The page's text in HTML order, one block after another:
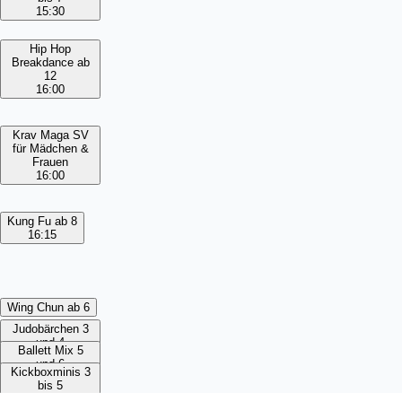
15:30
Hip Hop
Breakdance ab
12
16:00
Krav Maga SV
für Mädchen &
Frauen
16:00
Kung Fu ab 8
16:15
Wing Chun ab 6
Judobärchen 3
und 4
Ballett Mix 5
und 6
Kickboxminis 3
bis 5